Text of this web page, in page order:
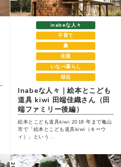
inabeな人々
子育て
農
生業
いなべ暮らし
移住
Inabeな人々｜絵本とこども
道具 kiwi ⽥端佳織さん（田
端ファミリー後編）
絵本とこども道具kiwi 2018 年まで⻲⼭
市で「絵本とこども道具kiwi（キーウ
ィ）」という...